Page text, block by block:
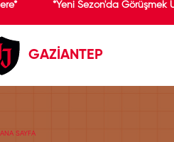
*Yeni Sezon'da Görüşmek
GAZİANTEP
ANA SAYFA